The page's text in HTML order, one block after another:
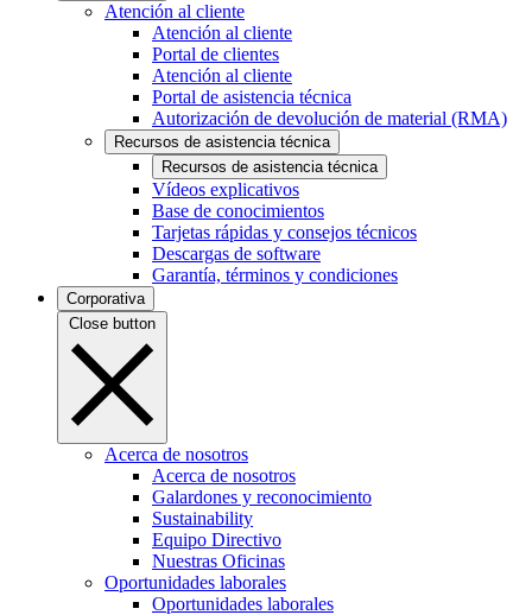
Atención al cliente
Atención al cliente
Portal de clientes
Atención al cliente
Portal de asistencia técnica
Autorización de devolución de material (RMA)
Recursos de asistencia técnica
Recursos de asistencia técnica
Vídeos explicativos
Base de conocimientos
Tarjetas rápidas y consejos técnicos
Descargas de software
Garantía, términos y condiciones
Corporativa
Close button
Acerca de nosotros
Acerca de nosotros
Galardones y reconocimiento
Sustainability
Equipo Directivo
Nuestras Oficinas
Oportunidades laborales
Oportunidades laborales